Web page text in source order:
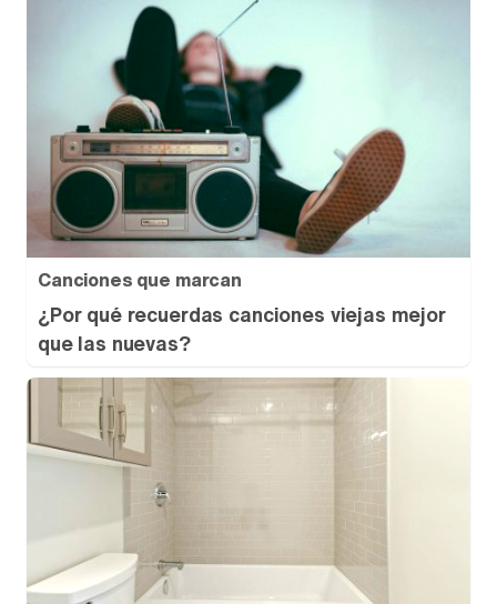
Canciones que marcan
¿Por qué recuerdas canciones viejas mejor
que las nuevas?